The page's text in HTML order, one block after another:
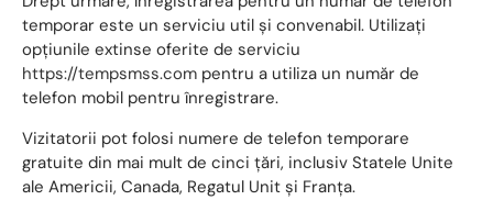
temporar este un serviciu util și convenabil. Utilizați
opțiunile extinse oferite de serviciu
https://tempsmss.com pentru a utiliza un număr de
telefon mobil pentru înregistrare.
Vizitatorii pot folosi numere de telefon temporare
gratuite din mai mult de cinci țări, inclusiv Statele Unite
ale Americii, Canada, Regatul Unit și Franța.